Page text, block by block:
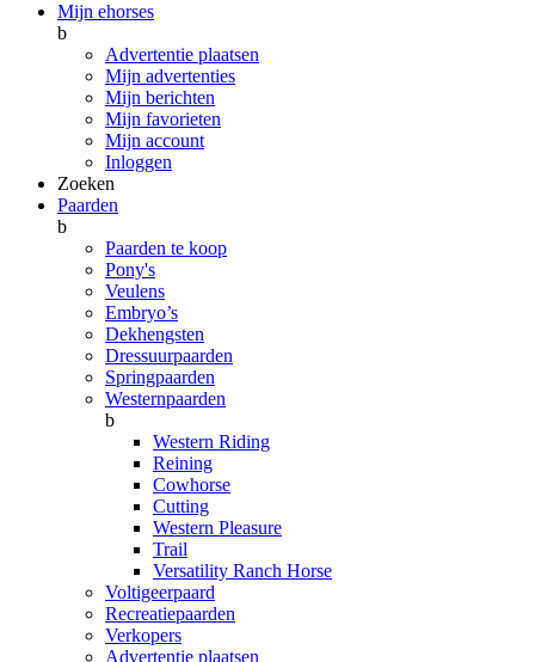
Mijn ehorses
b
Advertentie plaatsen
Mijn advertenties
Mijn berichten
Mijn favorieten
Mijn account
Inloggen
Zoeken
Paarden
b
Paarden te koop
Pony's
Veulens
Embryo’s
Dekhengsten
Dressuurpaarden
Springpaarden
Westernpaarden
b
Western Riding
Reining
Cowhorse
Cutting
Western Pleasure
Trail
Versatility Ranch Horse
Voltigeerpaard
Recreatiepaarden
Verkopers
Advertentie plaatsen